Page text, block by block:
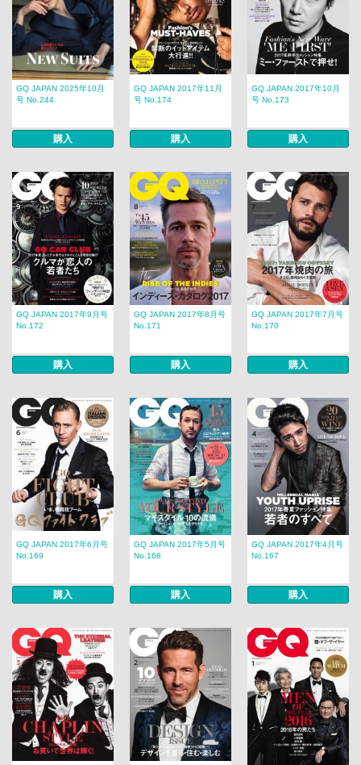
GQ JAPAN 2025年10月
号 No.244
購入
GQ JAPAN 2017年11月
号 No.174
購入
GQ JAPAN 2017年10月
号 No.173
購入
GQ JAPAN 2017年9月号
No.172
購入
GQ JAPAN 2017年8月号
No.171
購入
GQ JAPAN 2017年7月号
No.170
購入
GQ JAPAN 2017年6月号
No.169
購入
GQ JAPAN 2017年5月号
No.168
購入
GQ JAPAN 2017年4月号
No.167
購入